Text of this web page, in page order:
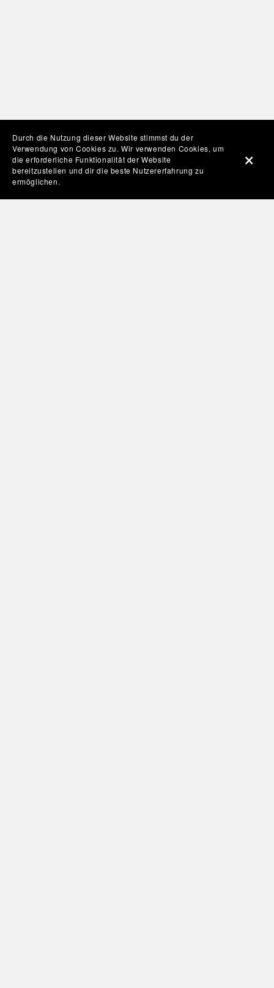
Durch die Nutzung dieser Website stimmst du der
Verwendung von Cookies zu. Wir verwenden Cookies, um
die erforderliche Funktionalität der Website
bereitzustellen und dir die beste Nutzererfahrung zu
ermöglichen.